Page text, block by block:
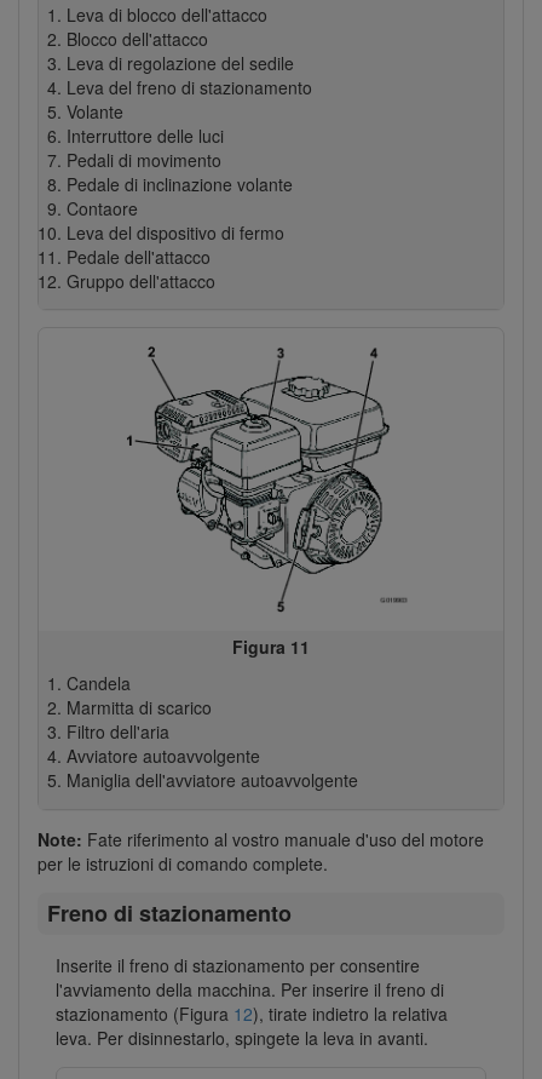
Leva di blocco dell'attacco
Blocco dell'attacco
Leva di regolazione del sedile
Leva del freno di stazionamento
Volante
Interruttore delle luci
Pedali di movimento
Pedale di inclinazione volante
Contaore
Leva del dispositivo di fermo
Pedale dell'attacco
Gruppo dell'attacco
Figura 11
Candela
Marmitta di scarico
Filtro dell'aria
Avviatore autoavvolgente
Maniglia dell'avviatore autoavvolgente
Note: Fate riferimento al vostro manuale d'uso del motore
per le istruzioni di comando complete.
Freno di stazionamento
Inserite il freno di stazionamento per consentire
l'avviamento della macchina. Per inserire il freno di
stazionamento (Figura 12), tirate indietro la relativa
leva. Per disinnestarlo, spingete la leva in avanti.